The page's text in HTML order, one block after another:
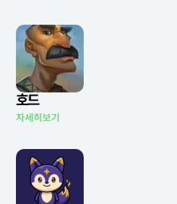
호드
자세히보기